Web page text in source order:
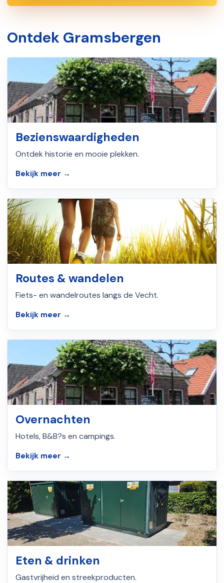
Ontdek Gramsbergen
Bezienswaardigheden
Ontdek historie en mooie plekken.
Bekijk meer →
Routes & wandelen
Fiets- en wandelroutes langs de Vecht.
Bekijk meer →
Overnachten
Hotels, B&B?s en campings.
Bekijk meer →
Eten & drinken
Gastvrijheid en streekproducten.